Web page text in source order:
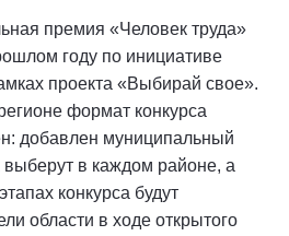
премия «Человек труда»
году по инициативе
проекта «Выбирай свое».
формат конкурса
добавлен муниципальный
выберут в каждом районе, а
конкурса будут
области в ходе открытого